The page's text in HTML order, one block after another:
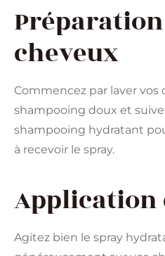
cheveux
Commencez par laver vos
shampooing doux et
shampooing hydratant
à recevoir le spray.
Application
Agitez bien le spray